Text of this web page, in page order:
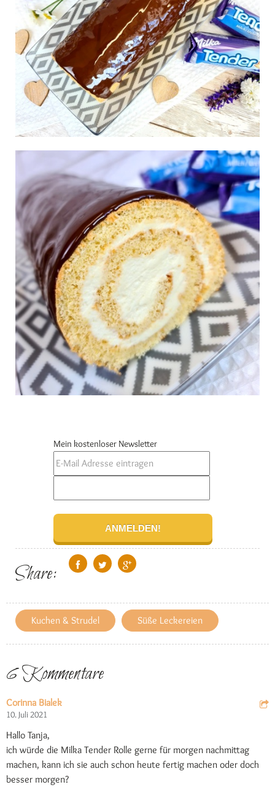
Mein kostenloser Newsletter
Share:
Kuchen & Strudel Süße Leckereien
6 Kommentare
Corinna Bialek
10. Juli 2021
Hallo Tanja,
ich würde die Milka Tender Rolle gerne für morgen nachmittag
machen, kann ich sie auch schon heute fertig machen oder doch
besser morgen?